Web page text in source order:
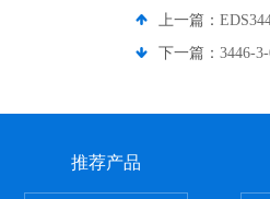
上一篇：
下一篇： 3446-
推荐产品